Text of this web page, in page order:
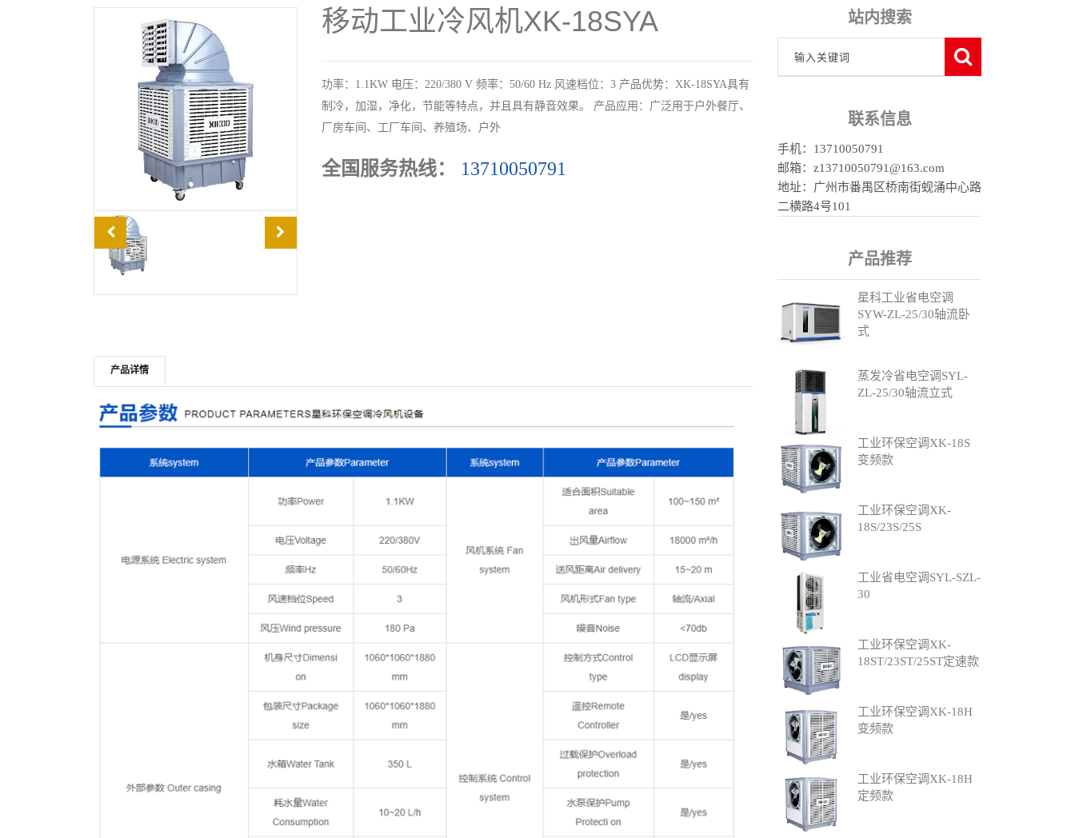
移动工业冷风机XK-18SYA
功率：1.1KW 电压：220/380 V 频率：50/60 Hz 风速档位：3 产品优势：XK-18SYA具有
制冷，加湿，净化，节能等特点，并且具有静音效果。 产品应用：广泛用于户外餐厅、
厂房车间、工厂车间、养殖场、户外
全国服务热线： 13710050791
产品详情
站内搜索
联系信息
手机：13710050791
邮箱：z13710050791@163.com
地址：广州市番禺区桥南街蚬涌中心路
二横路4号101
产品推荐
星科工业省电空调
SYW-ZL-25/30轴流卧
式
蒸发冷省电空调SYL-
ZL-25/30轴流立式
工业环保空调XK-18S
变频款
工业环保空调XK-
18S/23S/25S
工业省电空调SYL-SZL-
30
工业环保空调XK-
18ST/23ST/25ST定速款
工业环保空调XK-18H
变频款
工业环保空调XK-18H
定频款